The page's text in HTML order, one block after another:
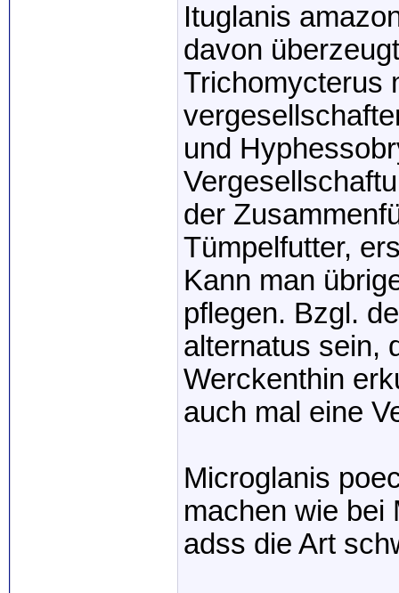
Ituglanis
davon
Trichomycterus
und
der
Tümpelfutter,
Kann man
pflegen. Bzgl.
alternatus sein,
Werckenthin
auch mal eine
Microglanis
machen wie bei
adss die Art